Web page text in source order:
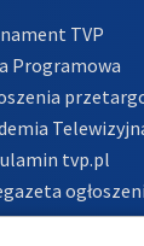
TVP
Programowa
tvp.pl
o